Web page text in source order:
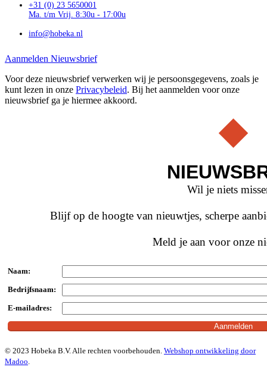
+31 (0) 23 5650001
Ma. t/m Vrij. 8:30u - 17:00u
info@hobeka.nl
Aanmelden Nieuwsbrief
Voor deze nieuwsbrief verwerken wij je persoonsgegevens, zoals je
kunt lezen in onze Privacybeleid. Bij het aanmelden voor onze
nieuwsbrief ga je hiermee akkoord.
Wil je niets
Blijf op de hoogte van nieuwtjes, scherpe
Meld je aan voor onze
Naam:
Bedrijfsnaam:
E-mailadres:
© 2023 Hobeka B.V. Alle rechten voorbehouden. Webshop ontwikkeling door
Madoo.